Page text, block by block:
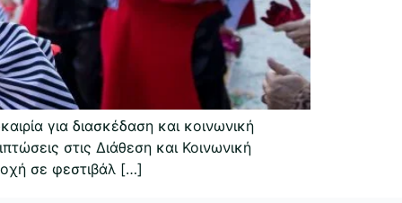
για διασκέδαση και κοινωνική
στις Διάθεση και Κοινωνική
σε φεστιβάλ […]